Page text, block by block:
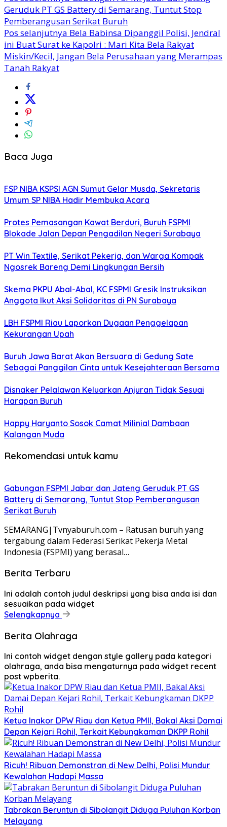
Geruduk PT GS Battery di Semarang, Tuntut Stop
Pemberangusan Serikat Buruh
Pos selanjutnya Bela Babinsa Dipanggil Polisi, Jendral
ini Buat Surat ke Kapolri : Mari Kita Bela Rakyat
Miskin/Kecil, Jangan Bela Perusahaan yang Merampas
Tanah Rakyat
Baca Juga
FSP NIBA KSPSI AGN Sumut Gelar Musda, Sekretaris
Umum SP NIBA Hadir Membuka Acara
Protes Pemasangan Kawat Berduri, Buruh FSPMI
Blokade Jalan Depan Pengadilan Negeri Surabaya
PT Win Textile, Serikat Pekerja, dan Warga Kompak
Ngosrek Bareng Demi Lingkungan Bersih
Skema PKPU Abal-Abal, KC FSPMI Gresik Instruksikan
Anggota Ikut Aksi Solidaritas di PN Surabaya
LBH FSPMI Riau Laporkan Dugaan Penggelapan
Kekurangan Upah
Buruh Jawa Barat Akan Bersuara di Gedung Sate
Sebagai Panggilan Cinta untuk Kesejahteraan Bersama
Disnaker Pelalawan Keluarkan Anjuran Tidak Sesuai
Harapan Buruh
Happy Haryanto Sosok Camat Milinial Dambaan
Kalangan Muda
Rekomendasi untuk kamu
Gabungan FSPMI Jabar dan Jateng Geruduk PT GS
Battery di Semarang, Tuntut Stop Pemberangusan
Serikat Buruh
SEMARANG|Tvnyaburuh.com – Ratusan buruh yang
tergabung dalam Federasi Serikat Pekerja Metal
Indonesia (FSPMI) yang berasal…
Berita Terbaru
Ini adalah contoh judul deskripsi yang bisa anda isi dan
sesuaikan pada widget
Selengkapnya
Berita Olahraga
Ini contoh widget dengan style gallery pada kategori
olahraga, anda bisa mengaturnya pada widget recent
post wpberita.
Ketua Inakor DPW Riau dan Ketua PMII, Bakal Aksi Damai
Depan Kejari Rohil, Terkait Kebungkaman DKPP Rohil
Ricuh! Ribuan Demonstran di New Delhi, Polisi Mundur
Kewalahan Hadapi Massa
Tabrakan Beruntun di Sibolangit Diduga Puluhan Korban
Melayang